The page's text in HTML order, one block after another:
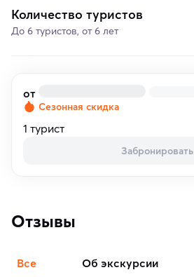
Количество туристов
До 6 туристов, от 6 лет
от
Сезонная скидка
1 турист
Забронировать
Отзывы
Все об экскурсии